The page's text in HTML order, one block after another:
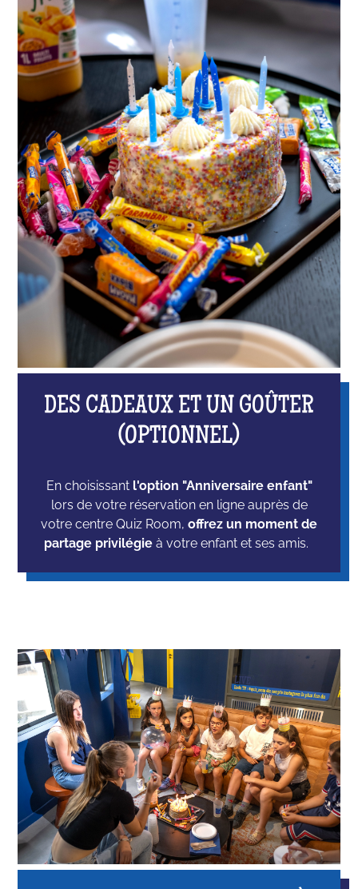
DES CADEAUX ET UN GOÛTER
(OPTIONNEL)
En choisissant l'option "Anniversaire enfant"
lors de votre réservation en ligne auprès de
votre centre Quiz Room, offrez un moment de
partage privilégieà votre enfant et ses amis.